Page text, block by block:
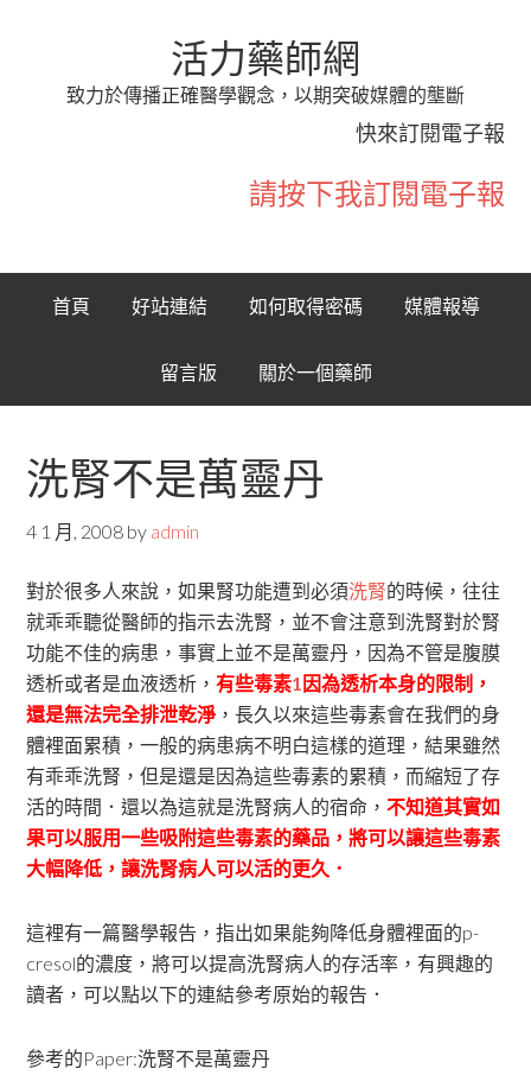
活力藥師網
致力於傳播正確醫學觀念，以期突破媒體的壟斷
快來訂閱電子報
請按下我訂閱電子報
首頁 好站連結 如何取得密碼 媒體報導
留言版 關於一個藥師
洗腎不是萬靈丹
4 1 月, 2008 by admin
對於很多人來說，如果腎功能遭到必須洗腎的時候，往往
就乖乖聽從醫師的指示去洗腎，並不會注意到洗腎對於腎
功能不佳的病患，事實上並不是萬靈丹，因為不管是腹膜
透析或者是血液透析，有些毒素1因為透析本身的限制，
還是無法完全排泄乾淨 ，長久以來這些毒素會在我們的身
體裡面累積，一般的病患病不明白這樣的道理，結果雖然
有乖乖洗腎，但是還是因為這些毒素的累積，而縮短了存
活的時間．還以為這就是洗腎病人的宿命，不知道其實如
果可以服用一些吸附這些毒素的藥品，將可以讓這些毒素
大幅降低，讓洗腎病人可以活的更久．
這裡有一篇醫學報告，指出如果能夠降低身體裡面的p-
cresol的濃度，將可以提高洗腎病人的存活率，有興趣的
讀者，可以點以下的連結參考原始的報告．
參考的Paper:洗腎不是萬靈丹